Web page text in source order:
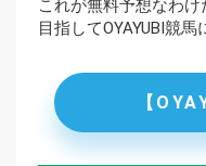
これが無料予想なわ
目指してOYAYUBI競
【